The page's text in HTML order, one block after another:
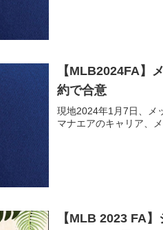
【MLB2024FA】
約で合意
現地2024年1月7日、メ
マナエアのキャリア、
【MLB 2023 FA